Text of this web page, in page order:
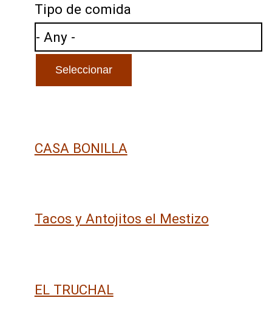
Tipo de comida
CASA BONILLA
Tacos y Antojitos el Mestizo
EL TRUCHAL